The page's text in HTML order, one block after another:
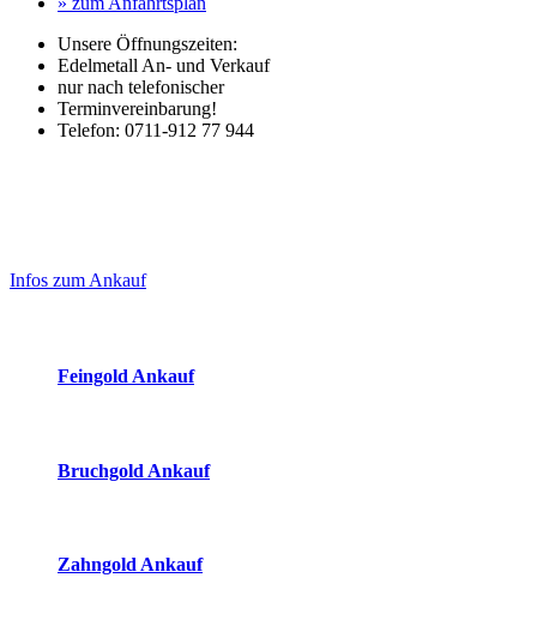
Unsere Öffnungszeiten:
Edelmetall An- und Verkauf
nur nach telefonischer
Terminvereinbarung!
Telefon: 0711-912 77 944
Sidebar
Infos zum Ankauf
Feingold Ankauf
Bruchgold Ankauf
Zahngold Ankauf